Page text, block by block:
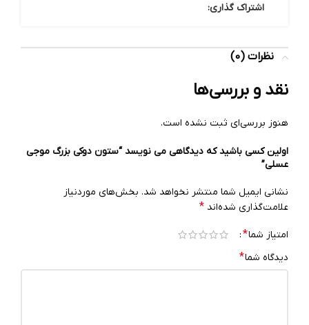
اشتراک گذاری:
نظرات (0)
نقد و بررسی‌ها
هنوز بررسی‌ای ثبت نشده است.
اولین کسی باشید که دیدگاهی می نویسد “ستون دوکی بزرگ موجی
عسلی”
نشانی ایمیل شما منتشر نخواهد شد. بخش‌های موردنیاز
علامت‌گذاری شده‌اند *
امتیاز شما*
دیدگاه شما*